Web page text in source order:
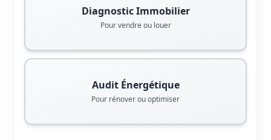
Diagnostic Immobilier
Pour vendre ou louer
Audit Énergétique
Pour rénover ou optimiser